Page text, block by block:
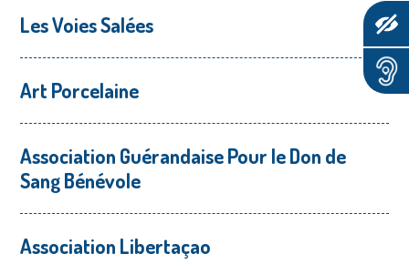
Les Voies Salées
Art Porcelaine
Association Guérandaise Pour le Don de
Sang Bénévole
Association Libertaçao